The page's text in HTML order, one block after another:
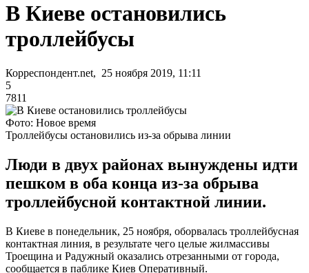
В Киеве остановились
троллейбусы
Корреспондент.net, 25 ноября 2019, 11:11
5
7811
Фото: Новое время
Троллейбусы остановились из-за обрыва линии
Люди в двух районах вынуждены идти
пешком в оба конца из-за обрыва
троллейбусной контактной линии.
В Киеве в понедельник, 25 ноября, оборвалась троллейбусная
контактная линия, в результате чего целые жилмассивы
Троещина и Радужный оказались отрезанными от города,
сообщается в паблике Киев Оперативный.